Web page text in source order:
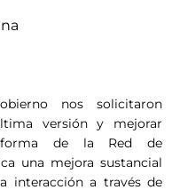
nos solicitaron
versión y mejorar
de la Red de
una mejora sustancial
interacción a través de